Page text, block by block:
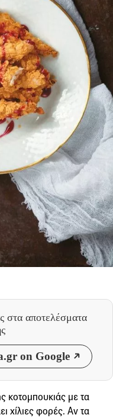
στα αποτελέσματα
on Google
κοτομπουκιάς με τα
χίλιες φορές. Αν τα